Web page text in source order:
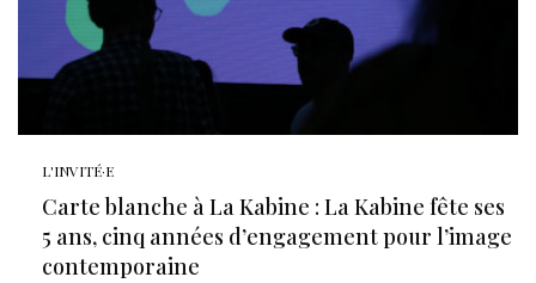
L'INVITÉ·E
Carte blanche à La Kabine : La Kabine fête ses
5 ans, cinq années d’engagement pour l’image
contemporaine